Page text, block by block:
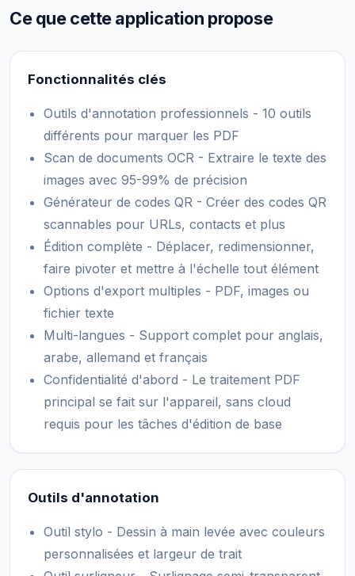
Ce que cette application propose
Fonctionnalités clés
Outils d'annotation professionnels - 10 outils
différents pour marquer les PDF
Scan de documents OCR - Extraire le texte des
images avec 95-99% de précision
Générateur de codes QR - Créer des codes QR
scannables pour URLs, contacts et plus
Édition complète - Déplacer, redimensionner,
faire pivoter et mettre à l'échelle tout élément
Options d'export multiples - PDF, images ou
fichier texte
Multi-langues - Support complet pour anglais,
arabe, allemand et français
Confidentialité d'abord - Le traitement PDF
principal se fait sur l'appareil, sans cloud
requis pour les tâches d'édition de base
Outils d'annotation
Outil stylo - Dessin à main levée avec couleurs
personnalisées et largeur de trait